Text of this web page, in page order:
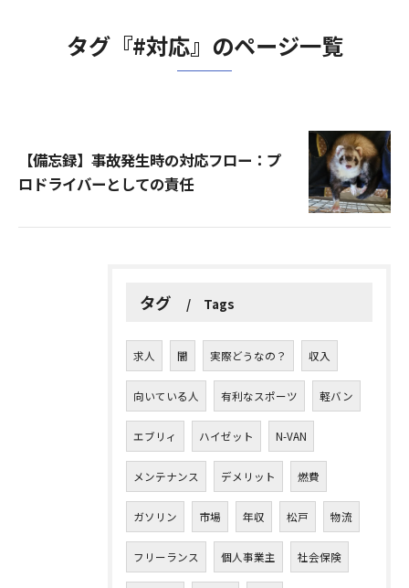
タグ『#対応』のページ一覧
【備忘録】事故発生時の対応フロー：プ
ロドライバーとしての責任
タグ Tags
求人 闇 実際どうなの？ 収入
向いている人 有利なスポーツ 軽バン
エブリィ ハイゼット N-VAN
メンテナンス デメリット 燃費
ガソリン 市場 年収 松戸 物流
フリーランス 個人事業主 社会保険